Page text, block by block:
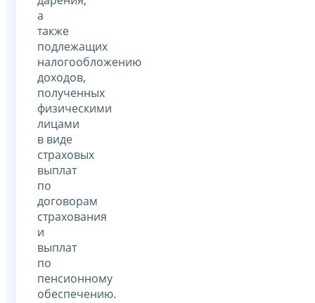
а
также
подлежащих
налогообложению
доходов,
полученных
физическими
лицами
в виде
страховых
выплат
по
договорам
страхования
и
выплат
по
пенсионному
обеспечению.